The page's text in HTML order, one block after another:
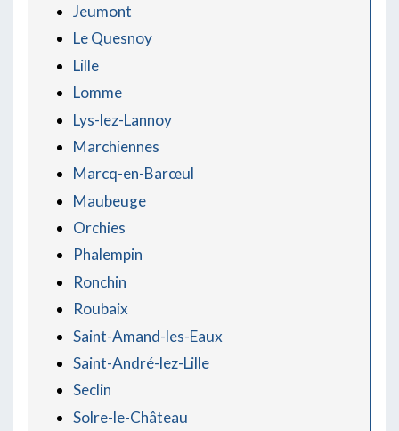
Jeumont
Le Quesnoy
Lille
Lomme
Lys-lez-Lannoy
Marchiennes
Marcq-en-Barœul
Maubeuge
Orchies
Phalempin
Ronchin
Roubaix
Saint-Amand-les-Eaux
Saint-André-lez-Lille
Seclin
Solre-le-Château